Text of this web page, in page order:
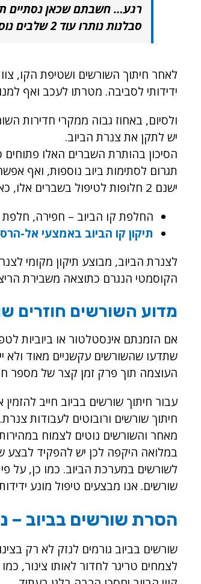
רגע… חשבתם שכאן נסתיים
סבלנות נותרו עוד 2 שלבים נוספים.
לאחר חיתוך השורשים ושטיפת הקו,
ידידותי לסביבה. מטרתו לעכב ואף
ולסיום, באחוז גבוה ממקרי חדירות
יש לתקן את צנרת הביוב.
הסיכון בהותרת השברים האלו
תגרום לסתימות ביוב נוספות, ואף
ישנם 2 חלופות לטיפול בשברים אלו, כאשר לכל מקרה נתאים את הטיפול היעיל והמתאים ביותר:
החלפת קו הביוב – חפירה, חלפת
תיקון קו הביוב באמצעי אל-הרס
לצנרת הביוב, מבוצע תיקון מקומי
הקוסמטי הנגרם כתוצאה משבירת
מדוע השורשים חוזרים
אם הזמנתם אינסטלטור או ביוביות
שתדעו שהשורשים עקשניים מאוד ולא
העוצמה תוך פרק זמן קצר של מספר
עבור חיתוך שורשים בביוב חייב
חיתוך שורשים ורובוטים לעבודות צנרת.
מאחר והשורשים נוטים לצמוח
במלואה היקפה לכן יש להפקיד לבצע
לשורשים במערכת הביוב. כמו כן, על
שורשים. אנו מבצעים טיפול מונע
הסרת שורשים בביוב –
שורשים בביוב גורמים לנזק לא רק
לצמחים טריגר לחדור לאותו צינור,